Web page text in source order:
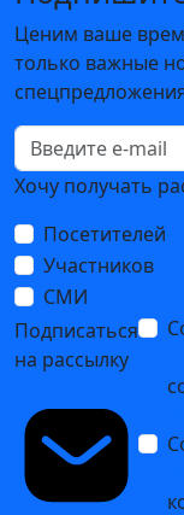
Ценим ваше
только важные
Хочу получать
Посетителей
Участников
СМИ
Подписаться
на рассылку